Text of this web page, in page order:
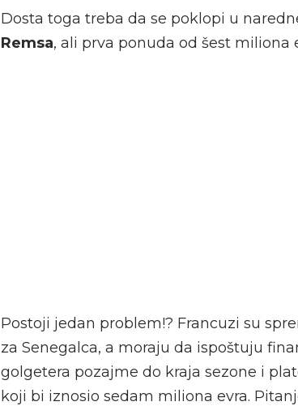
Dosta toga treba da se poklopi u
Remsa, ali prva ponuda od šest miliona
Postoji jedan problem!? Francuzi su
za Senegalca, a moraju da ispoštuju
golgetera pozajme do kraja sezone i
koji bi iznosio sedam miliona evra.